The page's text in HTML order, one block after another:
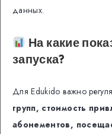
данных.
На какие
запуска?
Для Edukido важно
групп, стоимость
абонементов,